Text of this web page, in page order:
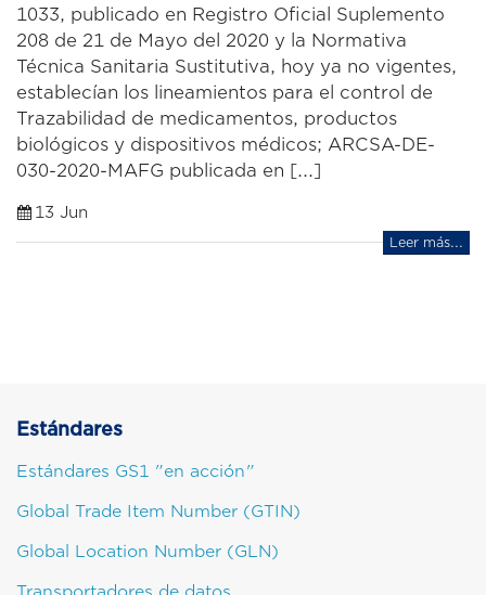
1033, publicado en Registro Oficial Suplemento
208 de 21 de Mayo del 2020 y la Normativa
Técnica Sanitaria Sustitutiva, hoy ya no vigentes,
establecían los lineamientos para el control de
Trazabilidad de medicamentos, productos
biológicos y dispositivos médicos; ARCSA-DE-
030-2020-MAFG publicada en [...]
13 Jun
Leer más...
Estándares
Estándares GS1 "en acción"
Global Trade Item Number (GTIN)
Global Location Number (GLN)